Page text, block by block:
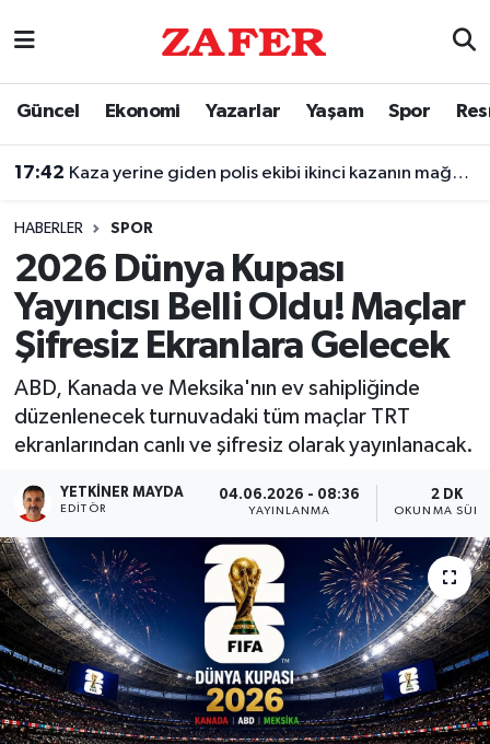
Güncel Ekonomi Yazarlar Yaşam Spor
17:42 Kaza yerine giden polis ekibi ikinci kazanın mağduru oldu
HABERLER SPOR
2026 Dünya Kupası
Yayıncısı Belli Oldu! Maçlar
Şifresiz Ekranlara Gelecek
ABD, Kanada ve Meksika'nın ev sahipliğinde
düzenlenecek turnuvadaki tüm maçlar TRT
ekranlarından canlı ve şifresiz olarak yayınlanacak.
YETKINER MAYDA
EDITÖR
04.06.2026 - 08:36
YAYINLANMA
2 DK
OKUNMA
Nöbetçi Eczaneler
Trafik Durumu
Süper Lig Puan Durumu ve Fikstür
Tüm Manşetler
Son Dakika Haberleri